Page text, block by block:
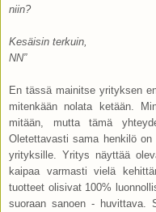
niin?
Kesäisin terkuin,
NN”
En tässä mainitse yrityksen
mitenkään nolata ketään.
mitään, mutta tämä
Oletettavasti sama henkilö
yrityksille. Yritys näyttää
kaipaa varmasti vielä
tuotteet olisivat 100%
suoraan sanoen - huvittava.